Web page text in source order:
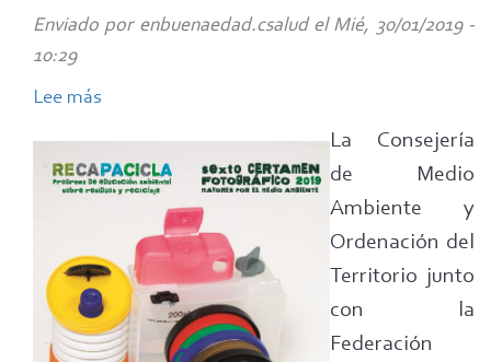
Imserso
para
temporada
2019-
2020
Enviado por enbuenaedad.csaludel Mié, 30/01/2019 -
10:29
Lee más
Certamen
Fotográfico
Mayores
por
el
Medio
Ambiente
La Consejería
de Medio
Ambiente y
Ordenación del
Territorio junto
con la
Federación